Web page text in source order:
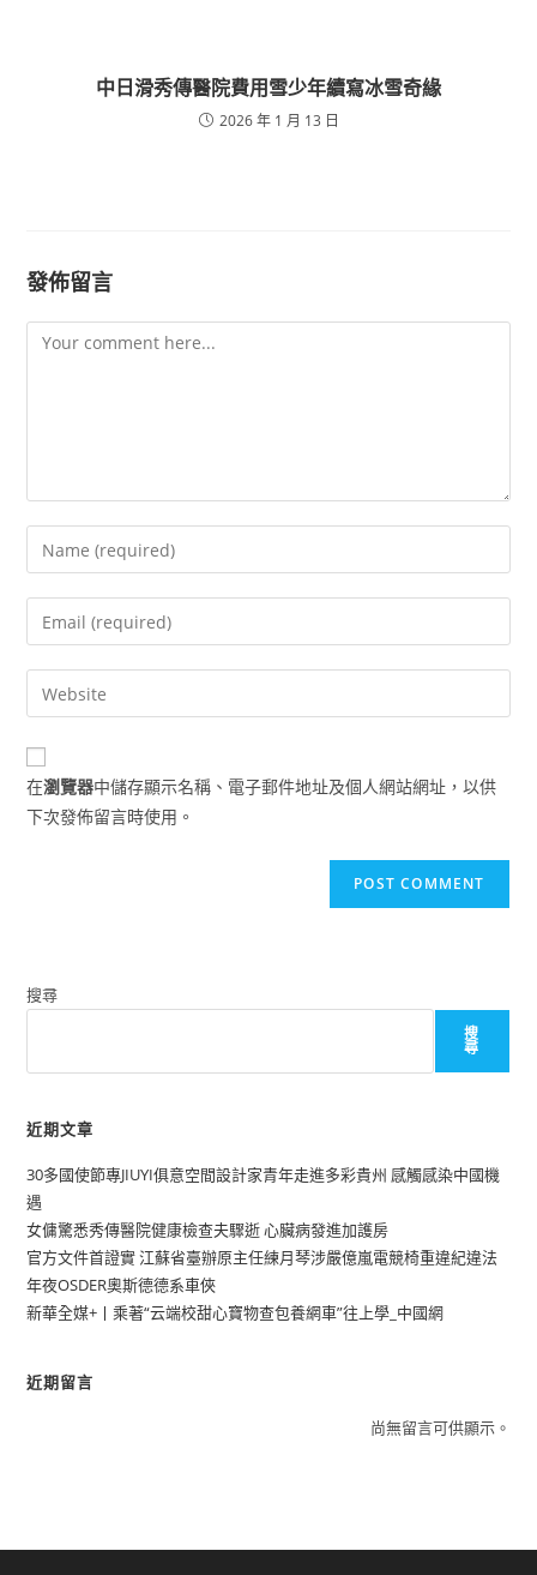
中日滑秀傳醫院費用雪少年續寫冰雪奇緣
2026 年 1 月 13 日
發佈留言
Comment
Enter
your
name
comment
Enter
your
email
address
comment
Enter
your
website
URL
(optional)
在瀏覽器中儲存顯示名稱、電子郵件地址及個人網站網址，以供
下次發佈留言時使用。
搜尋
搜
尋
近期文章
30多國使節專JIUYI俱意空間設計家青年走進多彩貴州 感觸感染中國機
遇
女傭驚悉秀傳醫院健康檢查夫驟逝 心臟病發進加護房
官方文件首證實 江蘇省臺辦原主任練月琴涉嚴億嵐電競椅重違紀違法
年夜OSDER奧斯德德系車俠
新華全媒+丨乘著“云端校甜心寶物查包養網車”往上學_中國網
近期留言
尚無留言可供顯示。